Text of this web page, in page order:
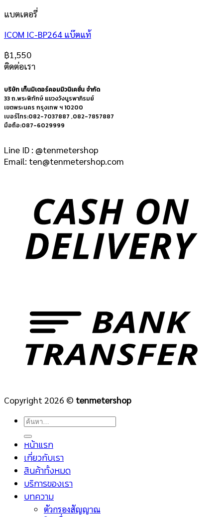
แบตเตอรี่
ICOM IC-BP264 แบ๊ตแท้
฿1,550
ติดต่อเรา
บริษัท เท็นมิเตอร์คอมมิวนิเคชั่น จำกัด
33 ถ.พระพิทักษ์ แขวงวังบูรพาภิรมย์
เขตพระนคร กรุงเทพ ฯ 10200
เบอร์โทร:082-7037887 ,082-7857887
มือถือ:087-6029999
Line ID : @tenmetershop
Email: ten@tenmetershop.com
Copyright 2026 © tenmetershop
ค้นหา:
หน้าแรก
เกี่ยวกับเรา
สินค้าทั้งหมด
บริการของเรา
บทความ
ตัวกรองสัญญาณ